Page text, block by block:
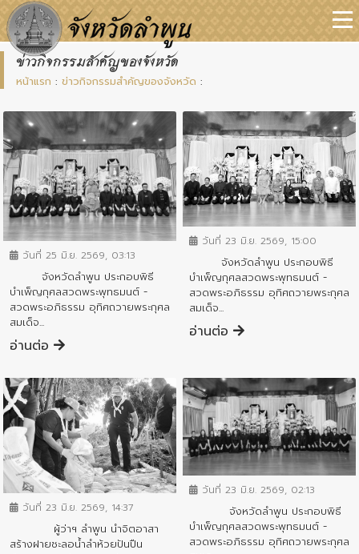
ข่าวกิจกรรมสำคัญของจังหวัด
หน้าแรก : ข่าวกิจกรรมสำคัญของจังหวัด :
ข่าวกิจกรรมสำคัญจังหวัด
วันที่ 25 มิ.ย. 2569, 03:13
จังหวัดลำพูน ประกอบพิธี
บำเพ็ญกุศลสวดพระพุทธมนต์ -
สวดพระอภิธรรม อุทิศถวายพระกุศล
สมเด็จ...
อ่านต่อ
ข่าวกิจกรรมสำคัญจังหวัด
วันที่ 23 มิ.ย. 2569, 15:00
จังหวัดลำพูน ประกอบพิธี
บำเพ็ญกุศลสวดพระพุทธมนต์ -
สวดพระอภิธรรม อุทิศถวายพระกุศล
สมเด็จ...
อ่านต่อ
ข่าวกิจกรรมสำคัญจังหวัด
วันที่ 23 มิ.ย. 2569, 14:37
ผู้ว่าฯ ลำพูน นำจิตอาสา
สร้างฝายชะลอน้ำลำห้วยปันปืน
ข่าวกิจกรรมสำคัญจังหวัด
วันที่ 23 มิ.ย. 2569, 02:13
จังหวัดลำพูน ประกอบพิธี
บำเพ็ญกุศลสวดพระพุทธมนต์ -
สวดพระอภิธรรม อุทิศถวายพระกุศล